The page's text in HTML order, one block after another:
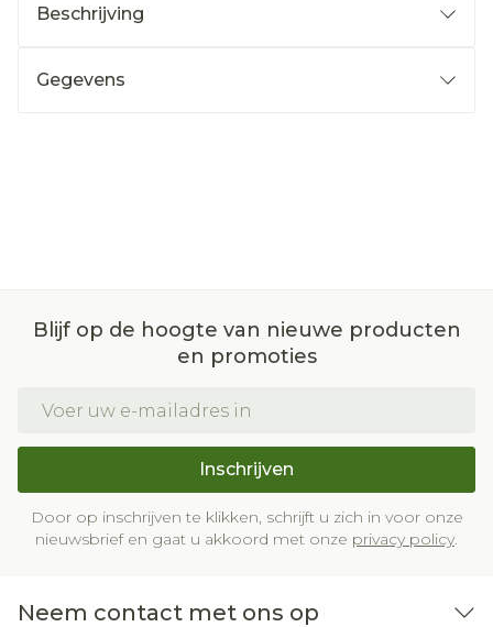
Beschrijving
Gegevens
Blijf op de hoogte van nieuwe producten
en promoties
Inschrijven
Door op inschrijven te klikken, schrijft u zich in voor onze
nieuwsbrief en gaat u akkoord met onze privacy policy.
Neem contact met ons op